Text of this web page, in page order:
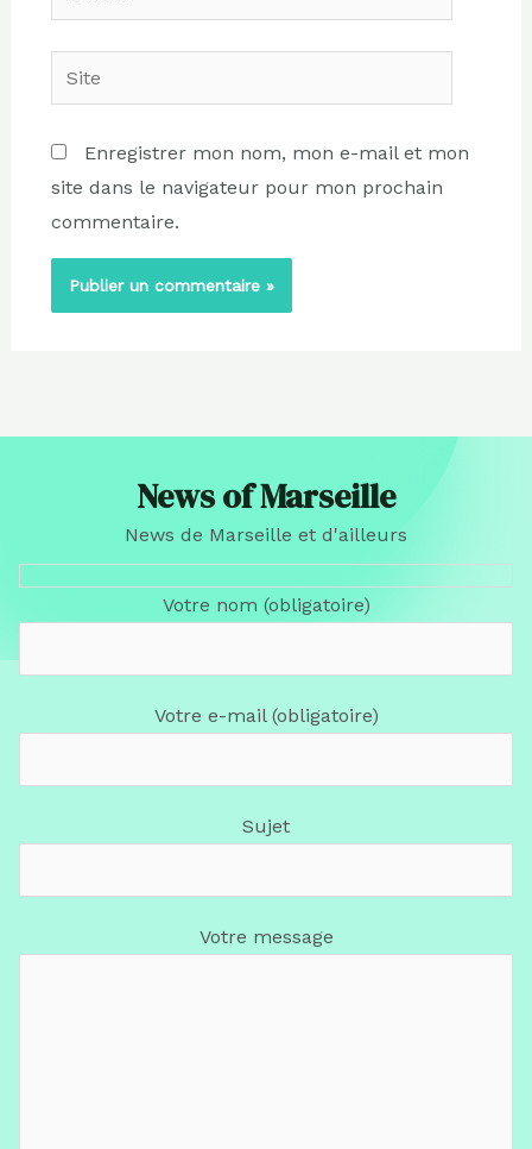
mail
Site
Enregistrer mon nom, mon e-mail et mon
site dans le navigateur pour mon prochain
commentaire.
News of Marseille
News de Marseille et d'ailleurs
Votre nom (obligatoire)
Votre e-mail (obligatoire)
Sujet
Votre message